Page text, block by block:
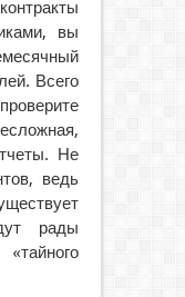
вы
Всего
Не
ведь
рады
«тайного